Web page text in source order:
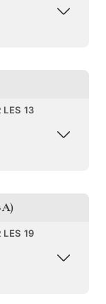
LES 13
LES 19